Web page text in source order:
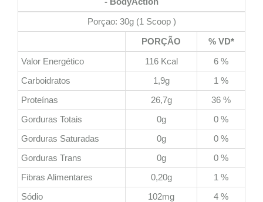
Porçao: 30g (1 Scoop )
PORÇÃO
% VD*
Valor Energético
116 Kcal
6 %
Carboidratos
1,9g
1 %
Proteínas
26,7g
36 %
Gorduras Totais
0g
0 %
Gorduras Saturadas
0g
0 %
Gorduras Trans
0g
0 %
Fibras Alimentares
0,20g
1 %
Sódio
102mg
4 %